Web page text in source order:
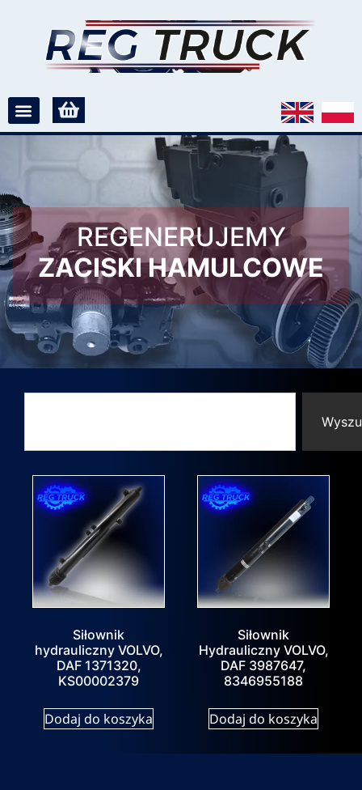
REGENERUJEMY
ZACISKI HAMULCOWE
Siłownik
hydrauliczny VOLVO,
DAF 1371320,
KS00002379
Dodaj do koszyka
Siłownik
Hydrauliczny VOLVO,
DAF 3987647,
8346955188
Dodaj do koszyka